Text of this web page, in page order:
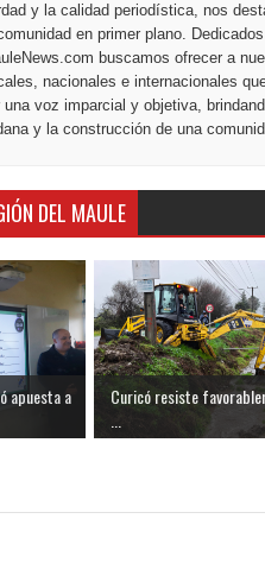
y la calidad periodística, nos
en primer plano.
buscamos ofrecer a
nacionales e internacionales
voz imparcial y objetiva,
y la construcción de una
DEL MAULE
apuesta a
Curicó resiste